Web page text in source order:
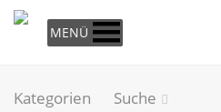
MENÜ
Kategorien Suche